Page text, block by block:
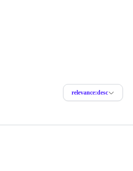
relevance:desc